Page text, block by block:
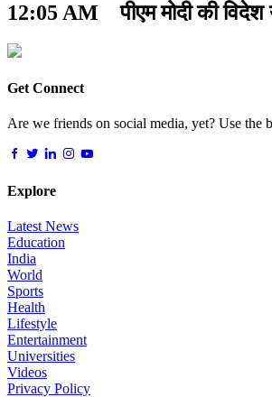
12:05 AM पीएम मोदी की
Get Connect
Are we friends on social media, yet? Use
Explore
Latest News
Education
India
World
Sports
Health
Lifestyle
Entertainment
Universities
Videos
Privacy Policy